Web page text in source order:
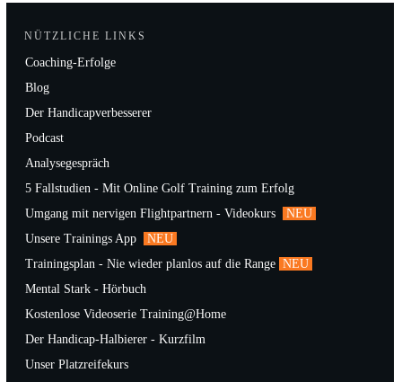
NÜTZLICHE LINKS
Coaching-Erfolge
Blog
Der Handicapverbesserer
Podcast
Analysegespräch
5 Fallstudien - Mit Online Golf Training zum Erfolg
Umgang mit nervigen Flightpartnern - Videokurs
NEU
Unsere Trainings App
NEU
Trainingsplan - Nie wieder planlos auf die Range NEU
Mental Stark - Hörbuch
Kostenlose Videoserie Training@Home
Der Handicap-Halbierer - Kurzfilm
Unser Platzreifekurs